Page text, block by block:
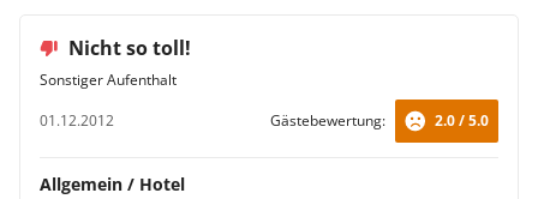
Nicht so toll!
Sonstiger Aufenthalt
01.12.2012
Gästebewertung: 2.0 / 5.0
Allgemein / Hotel